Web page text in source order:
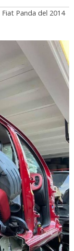
Fiat Panda del 2014